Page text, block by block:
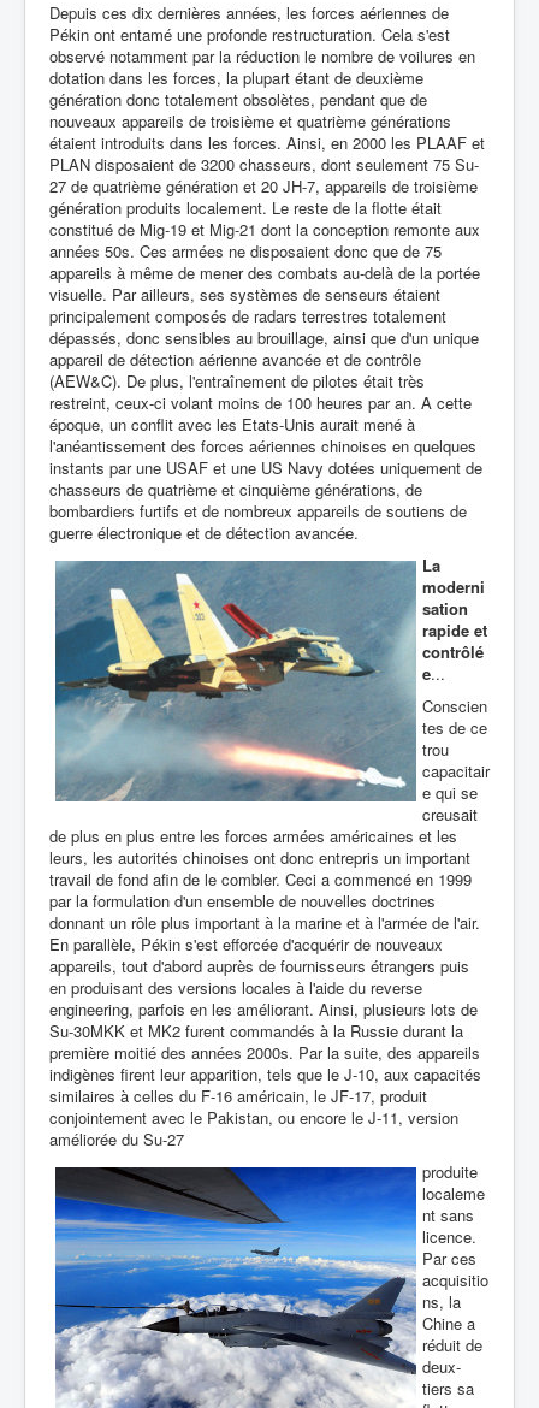
Depuis ces dix dernières années, les forces aériennes de
Pékin ont entamé une profonde restructuration. Cela s'est
observé notamment par la réduction le nombre de voilures en
dotation dans les forces, la plupart étant de deuxième
génération donc totalement obsolètes, pendant que de
nouveaux appareils de troisième et quatrième générations
étaient introduits dans les forces. Ainsi, en 2000 les PLAAF et
PLAN disposaient de 3200 chasseurs, dont seulement 75 Su-
27 de quatrième génération et 20 JH-7, appareils de troisième
génération produits localement. Le reste de la flotte était
constitué de Mig-19 et Mig-21 dont la conception remonte aux
années 50s. Ces armées ne disposaient donc que de 75
appareils à même de mener des combats au-delà de la portée
visuelle. Par ailleurs, ses systèmes de senseurs étaient
principalement composés de radars terrestres totalement
dépassés, donc sensibles au brouillage, ainsi que d'un unique
appareil de détection aérienne avancée et de contrôle
(AEW&C). De plus, l'entraînement de pilotes était très
restreint, ceux-ci volant moins de 100 heures par an. A cette
époque, un conflit avec les Etats-Unis aurait mené à
l'anéantissement des forces aériennes chinoises en quelques
instants par une USAF et une US Navy dotées uniquement de
chasseurs de quatrième et cinquième générations, de
bombardiers furtifs et de nombreux appareils de soutiens de
guerre électronique et de détection avancée.
La
moderni
sation
rapide et
contrôlé
e...
Conscien
tes de ce
trou
capacitair
e qui se
creusait
de plus en plus entre les forces armées américaines et les
leurs, les autorités chinoises ont donc entrepris un important
travail de fond afin de le combler. Ceci a commencé en 1999
par la formulation d'un ensemble de nouvelles doctrines
donnant un rôle plus important à la marine et à l'armée de l'air.
En parallèle, Pékin s'est efforcée d'acquérir de nouveaux
appareils, tout d'abord auprès de fournisseurs étrangers puis
en produisant des versions locales à l'aide du reverse
engineering, parfois en les améliorant. Ainsi, plusieurs lots de
Su-30MKK et MK2 furent commandés à la Russie durant la
première moitié des années 2000s. Par la suite, des appareils
indigènes firent leur apparition, tels que le J-10, aux capacités
similaires à celles du F-16 américain, le JF-17, produit
conjointement avec le Pakistan, ou encore le J-11, version
améliorée du Su-27
produite
localeme
nt sans
licence.
Par ces
acquisitio
ns, la
Chine a
réduit de
deux-
tiers sa